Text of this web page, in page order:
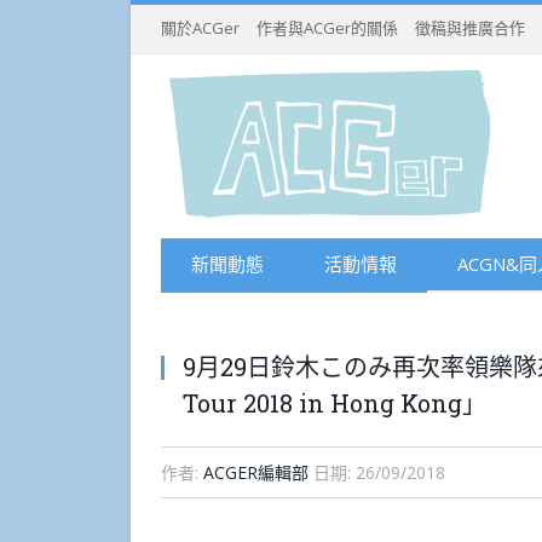
關於ACGer 作者與ACGer的關係 徵稿與推廣合作
新聞動態 活動情報 ACGN&同
9月29日鈴木このみ再次率領樂
Tour 2018 in Hong Kong」
作者: ACGER編輯部 日期: 26/09/2018